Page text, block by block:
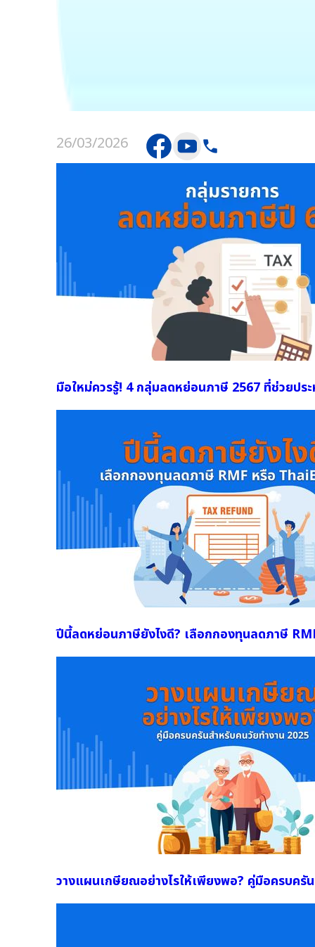
26/03/2026
มือใหม่ควรรู้! 4 กลุ่มลดหย่อนภาษี 2567 ที่ช่วยประ
ปีนี้ลดหย่อนภาษียังไงดี? เลือกกองทุนลดภาษี
วางแผนเกษียณอย่างไรให้เพียงพอ? คู่มือครบครั